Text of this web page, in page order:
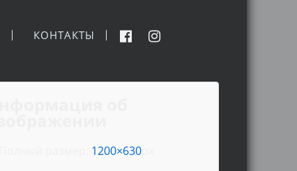
КОНТАКТЫ
1200×630px